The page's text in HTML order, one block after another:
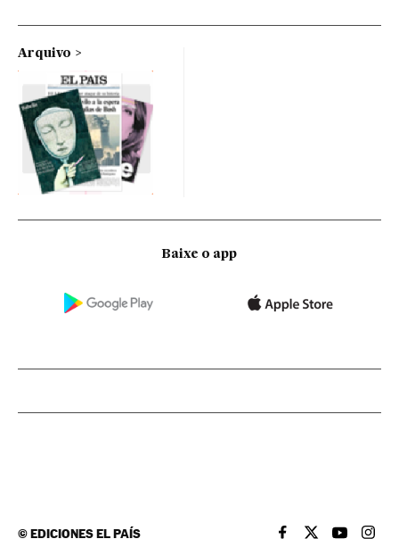
Arquivo
Baixe o app
©EDICIONES EL PAÍS